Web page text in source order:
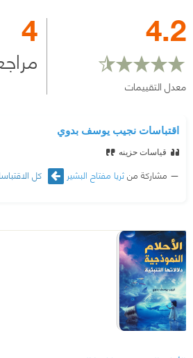
4.2
معدل التقييمات
4
اقتباسات نجيب يوسف بدوي
قياسات حزينه
مشاركة منثريا مفتاح البشير كل